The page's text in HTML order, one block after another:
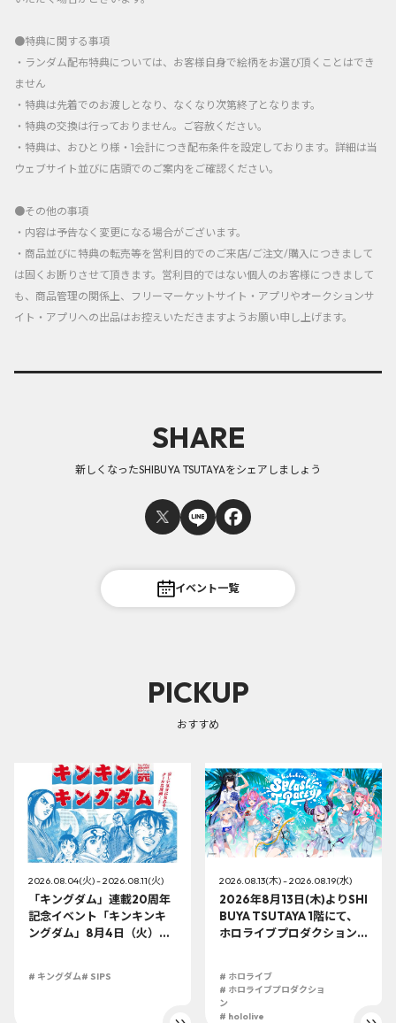
●特典に関する事項
・ランダム配布特典については、お客様自身で絵柄をお選び頂くことはでき
ません
・特典は先着でのお渡しとなり、なくなり次第終了となります。
・特典の交換は行っておりません。ご容赦ください。
・特典は、おひとり様・1会計につき配布条件を設定しております。詳細は当
ウェブサイト並びに店頭でのご案内をご確認ください。
●その他の事項
・内容は予告なく変更になる場合がございます。
・商品並びに特典の転売等を営利目的でのご来店/ご注文/購入につきまして
は固くお断りさせて頂きます。営利目的ではない個人のお客様につきまして
も、商品管理の関係上、フリーマーケットサイト・アプリやオークションサ
イト・アプリへの出品はお控えいただきますようお願い申し上げます。
SHARE
新しくなったSHIBUYA TSUTAYAをシェアしましょう
イベント一覧
PICKUP
おすすめ
2026.08.04(火) - 2026.08.11(火)
「キングダム」連載20周年
記念イベント「キンキンキ
ングダム」8月4日（火）よ
# キングダム# SIPS
2026.08.13(木) - 2026.08.19(水)
2026年8月13日(木)よりSHI
BUYA TSUTAYA 1階にて、
ホロライブプロダクション
# ホロライブ
# ホロライブプロダクショ
ン
# hololive